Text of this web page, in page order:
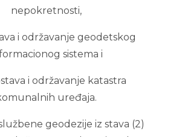
nepokretnosti,
i održavanje geodetskog
sistema i
i održavanje katastra
uređaja.
geodezije iz stava (2)